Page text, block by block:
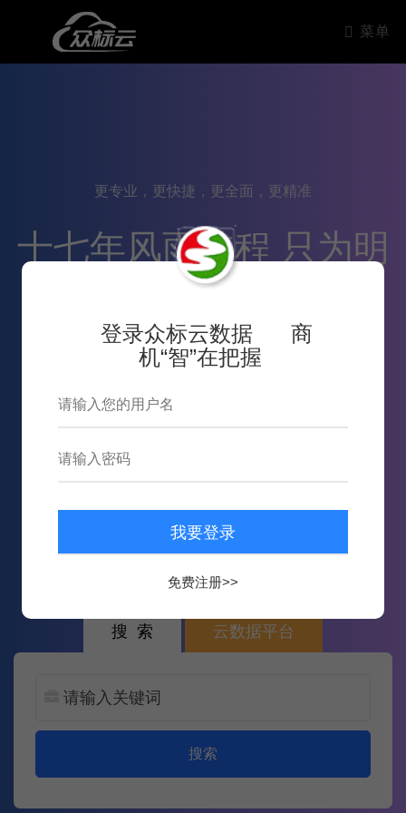
菜单
更专业，更快捷，更全面，更精准
十七年风雨兼程 只为明
天更好的服务
8
2007~2024十七年
7,456,261
次内容推送
搜 索 云数据平台
搜索
登录众标云数据 商
机“智”在把握
免费注册>>